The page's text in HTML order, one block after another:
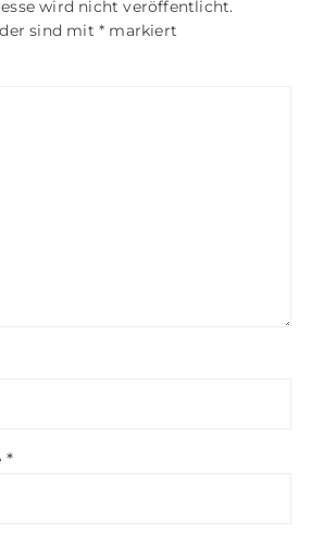
wird nicht veröffentlicht.
sind mit * markiert
*